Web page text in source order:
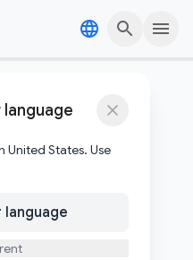
United States. Use
ล้ว! ทำไมจอ
มันต้องมี’
to read